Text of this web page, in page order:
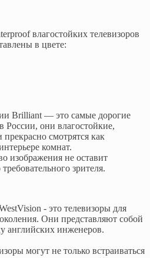
влагостойких телевизоров
в цвете:
Brilliant — это самые дорогие
России, они влагостойкие,
смотрятся как
комнат.
изображения не оставит
зрителя.
- это телевизоры для
Они представляют собой
английских инженеров.
могут не только встраиваться